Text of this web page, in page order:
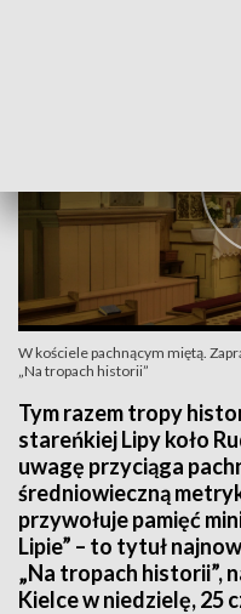
W kościele pachnącym miętą.
„Na tropach historii”
Tym razem tropy
stareńkiej Lipy koło
uwagę przyciąga
średniowieczną
przywołuje pamięć
Lipie” – to tytuł
„Na tropach historii”,
Kielce w niedzielę, 25